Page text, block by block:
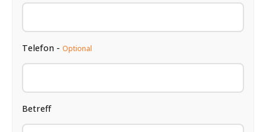
Telefon - Optional
Betreff